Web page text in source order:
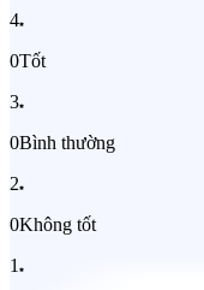
4
0Tốt
3
0Bình thường
2
0Không tốt
1